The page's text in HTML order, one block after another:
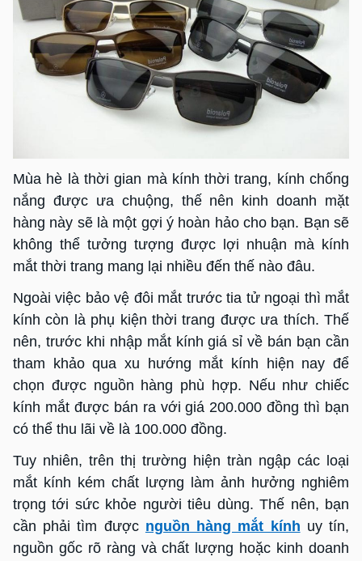
Mùa hè là thời gian mà kính thời trang, kính chống
nắng được ưa chuộng, thế nên kinh doanh mặt
hàng này sẽ là một gợi ý hoàn hảo cho bạn. Bạn sẽ
không thể tưởng tượng được lợi nhuận mà kính
mắt thời trang mang lại nhiều đến thế nào đâu.
Ngoài việc bảo vệ đôi mắt trước tia tử ngoại thì mắt
kính còn là phụ kiện thời trang được ưa thích. Thế
nên, trước khi nhập mắt kính giá sỉ về bán bạn cần
tham khảo qua xu hướng mắt kính hiện nay để
chọn được nguồn hàng phù hợp. Nếu như chiếc
kính mắt được bán ra với giá 200.000 đồng thì bạn
có thể thu lãi về là 100.000 đồng.
Tuy nhiên, trên thị trường hiện tràn ngập các loại
mắt kính kém chất lượng làm ảnh hưởng nghiêm
trọng tới sức khỏe người tiêu dùng. Thế nên, bạn
cần phải tìm được nguồn hàng mắt kính uy tín,
nguồn gốc rõ ràng và chất lượng hoặc kinh doanh